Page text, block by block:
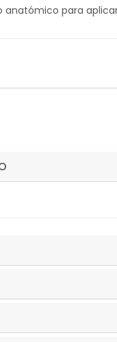
para